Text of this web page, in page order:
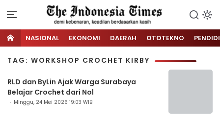
NASIONAL EKONOMI DAERAH OTOTEKNO
TAG: WORKSHOP CROCHET KIRBY
RLD dan ByLin Ajak Warga Surabaya
Belajar Crochet dari Nol
Minggu, 24 Mei 2026 19:03 WIB